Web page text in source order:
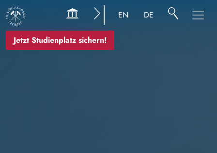
Jetzt Studienplatz sichern!
EN DE
Bild